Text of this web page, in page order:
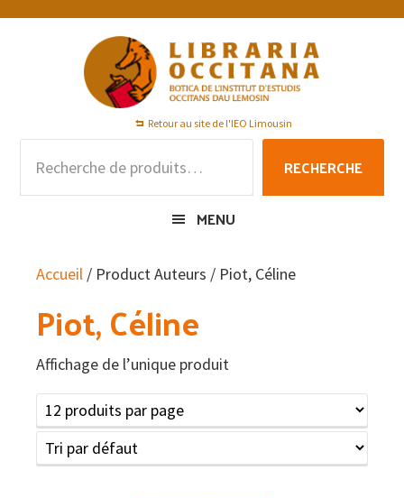
Passer
Passer
Passer
Retour au site de l'IEO Limousin
pour :
RECHERCHE
MENU
Accueil / Product Auteurs / Piot, Céline
Piot, Céline
Affichage de l’unique produit